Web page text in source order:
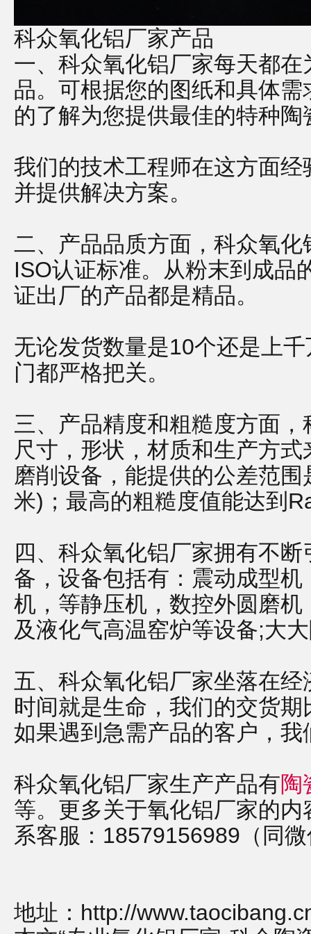
科众氧化铝厂家产品
一、科众氧化铝厂家每天都
品。可根据您的图纸和具体
的了解为您提供最佳的特种陶
我们的技术工程师在这方面
并提供解决方案。
二、产品品质方面，科众氧
ISO认证标准。从粉末到成品
证出厂的产品都是精品。
无论发货数量是10个还是上
门都严格把关。
三、产品精度和粗糙度方面
尺寸，形状，材质和生产方
磨削设备，能提供的公差范
米)；最高的粗糙度值能达到
四、科众氧化铝厂家拥有不
备，设备包括有：震动成型
机，等静压机，数控外圆磨
及液化气高温窑炉等设备;大
五、科众氧化铝厂家坐落在
时间就是生命，我们的交货
如果遇到急需产品的客户，
科众氧化铝厂家生产产品有陶
等。更多关于氧化铝厂家的
系客服：18579156989（同
地址： http://